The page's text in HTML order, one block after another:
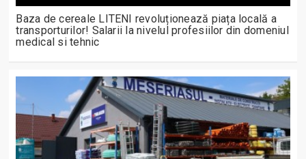
Baza de cereale LITENI revoluționează piața locală a
transporturilor! Salarii la nivelul profesiilor din domeniul
medical si tehnic